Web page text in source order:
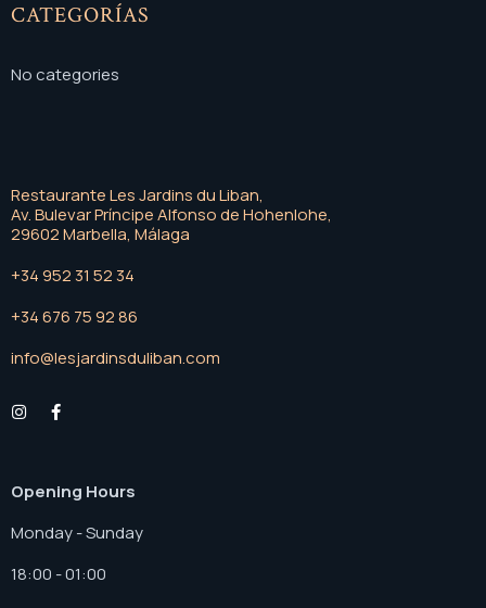
CATEGORÍAS
No categories
Restaurante Les Jardins du Liban,
Av. Bulevar Príncipe Alfonso de Hohenlohe,
29602 Marbella, Málaga
+34 952 31 52 34
+34 676 75 92 86
info@lesjardinsduliban.com
Opening Hours
Monday - Sunday
18:00 - 01:00